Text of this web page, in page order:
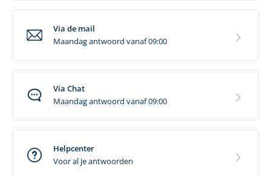
Via de mail
Maandag antwoord vanaf 09:00
Via Chat
Maandag antwoord vanaf 09:00
Helpcenter
Voor al je antwoorden